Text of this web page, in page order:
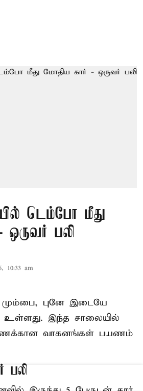
டெம்போ மீது
பலி
10:33 am
மும்பை, புனே இடையே
உள்ளது. இந்த சாலையில்
வாகனங்கள் பயணம்
பலி